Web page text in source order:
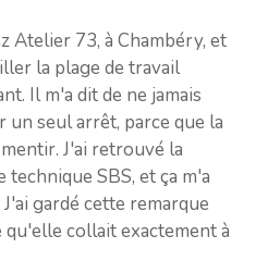
Atelier 73, à Chambéry, et
la plage de travail
Il m'a dit de ne jamais
seul arrêt, parce que la
J'ai retrouvé la
technique SBS, et ça m'a
gardé cette remarque
qu'elle collait exactement à